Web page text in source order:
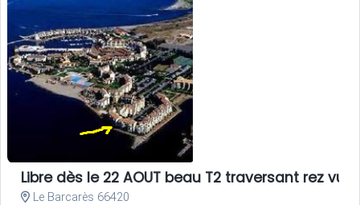
Libre dès le 22 AOUT beau T2 traversant rez
Le Barcarès 66420